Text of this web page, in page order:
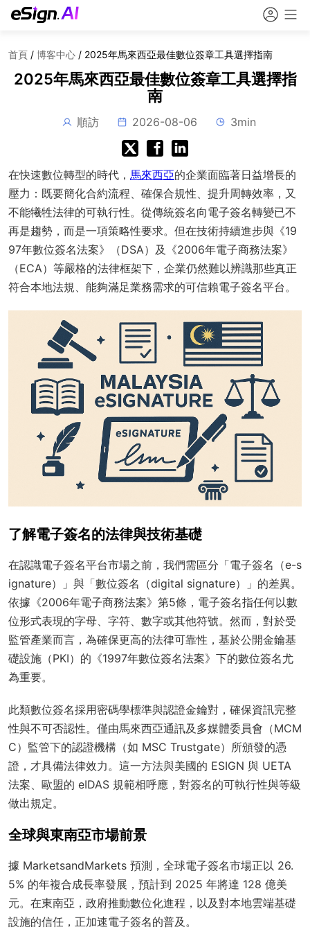
首頁 / 博客中心 / 2025年馬來西亞最佳數位簽章工具選擇指南
2025年馬來西亞最佳數位簽章工具選擇指
南
順訪 2026-08-06 3min
在快速數位轉型的時代， 馬來西亞的企業面臨著日益增長的
壓力：既要簡化合約流程、確保合規性、提升周轉效率，又
不能犧牲法律的可執行性。從傳統簽名向電子簽名轉變已不
再是趨勢，而是一項策略性要求。但在技術持續進步與《19
97年數位簽名法案》（DSA）及《2006年電子商務法案》
（ECA）等嚴格的法律框架下，企業仍然難以辨識那些真正
符合本地法規、能夠滿足業務需求的可信賴電子簽名平台。
了解電子簽名的法律與技術基礎
在認識電子簽名平台市場之前，我們需區分「電子簽名（e-s
ignature）」與「數位簽名（digital signature）」的差異。
依據《2006年電子商務法案》第5條，電子簽名指任何以數
位形式表現的字母、字符、數字或其他符號。然而，對於受
監管產業而言，為確保更高的法律可靠性，基於公開金鑰基
礎設施（PKI）的《1997年數位簽名法案》下的數位簽名尤
為重要。
此類數位簽名採用密碼學標準與認證金鑰對，確保資訊完整
性與不可否認性。僅由馬來西亞通訊及多媒體委員會（MCM
C）監管下的認證機構（如 MSC Trustgate）所頒發的憑
證，才具備法律效力。這一方法與美國的 ESIGN 與 UETA
法案、歐盟的 eIDAS 規範相呼應，對簽名的可執行性與等級
做出規定。
全球與東南亞市場前景
據 MarketsandMarkets 預測，全球電子簽名市場正以 26.
5% 的年複合成長率發展，預計到 2025 年將達 128 億美
元。在東南亞，政府推動數位化進程，以及對本地雲端基礎
設施的信任，正加速電子簽名的普及。